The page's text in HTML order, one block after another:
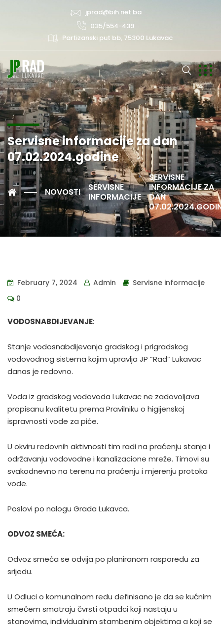
jprad@bih.net.ba
035/554-439
Partizanski put bb, 75300 Lukavac
Servisne informacije za dan
07.02.2024.godine
NOVOSTI
SERVISNE
INFORMACIJE
SERVISNE
INFORMACIJE ZA
DAN
February 7, 2024 Admin
Servisne informacije
0
VODOSNABDIJEVANJE:
Stanje vodosnabdijevanja gradskog i prigradskog
vodovodnog sistema kojim upravlja JP ”Rad” Lukavac
danas je redovno.
Voda iz gradskog vodovoda Lukavac ne zadovoljava
propisanu kvalitetu prema Pravilniku o higijenskoj
ispravnosti vode za piće.
U okviru redovnih aktivnosti tim radi na praćenju stanja i
održavanju vodovodne i kanalizacione mreže. Timovi su
svakodnevno na terenu na praćenju i mjerenju protoka
vode.
Poslovi po nalogu Grada Lukavca.
ODVOZ SMEĆA:
Odvoz smeća se odvija po planiranom rasporedu za
srijedu.
U Odluci o komunalnom redu definisano je da se kućnim
smećem smatraju čvrsti otpadci koji nastaju u
stanovima, individualnim stambenim objektima a koji se